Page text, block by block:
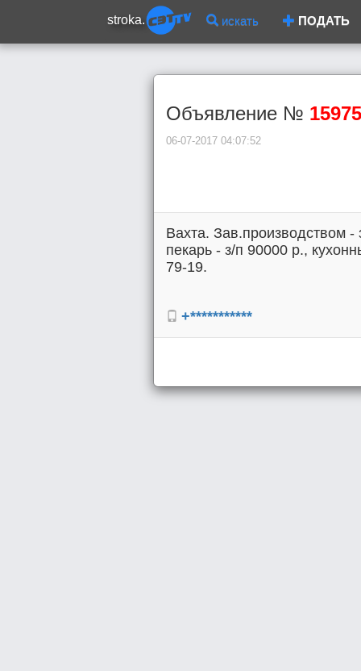
stroka. искать ПОДАТЬ
Объявление № 15975
06-07-2017 04:07:52
Вахта. Зав.производством
пекарь - з/п 90000 р.,
79-19.
+***********